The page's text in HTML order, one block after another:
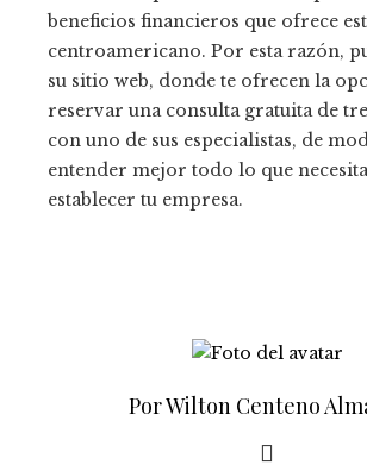
beneficios financieros que ofrece
centroamericano. Por esta razón,
su sitio web, donde te ofrecen la
reservar una consulta gratuita de
con uno de sus especialistas, de
entender mejor todo lo que
establecer tu empresa.
Por Wilton Centeno